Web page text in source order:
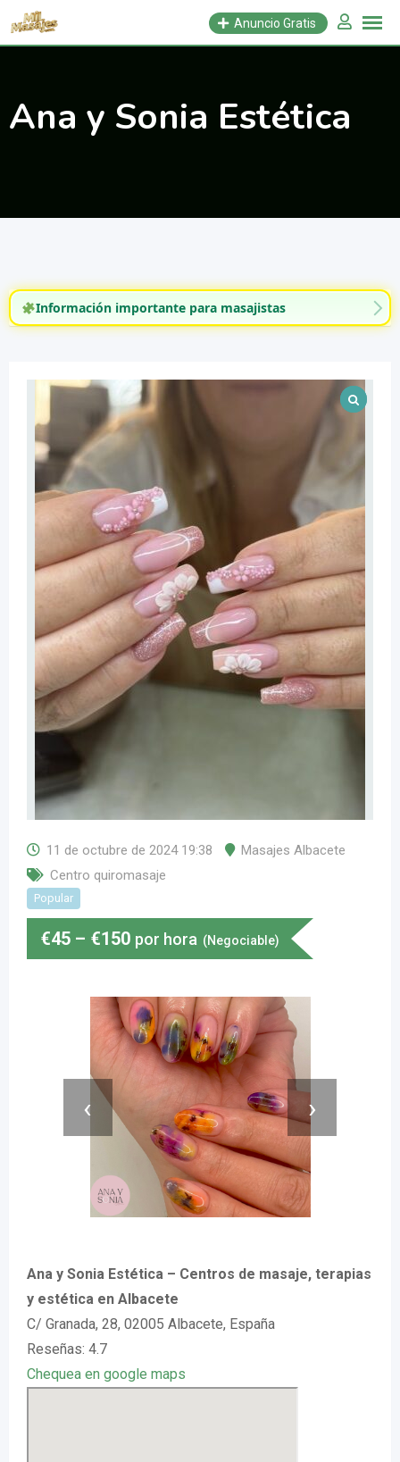
Saltar
Anuncio Gratis
Ana y Sonia Estética
Información importante para masajistas
11 de octubre de 2024 19:38
Masajes Albacete
Centro quiromasaje
Popular
€45 – €150 por hora (Negociable)
‹ ›
Ana y Sonia Estética – Centros de masaje, terapias
y estética en Albacete
C/ Granada, 28, 02005 Albacete, España
Reseñas: 4.7
Chequea en google maps